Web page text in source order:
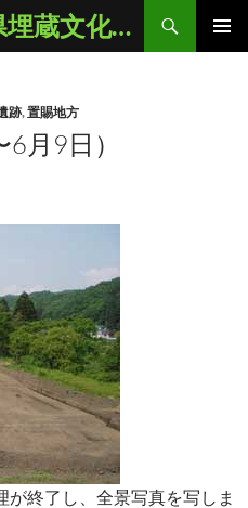
公益財団法人山形県埋蔵文化財センター
跡,置賜地方
月9日）
終了し、全景写真を写しま